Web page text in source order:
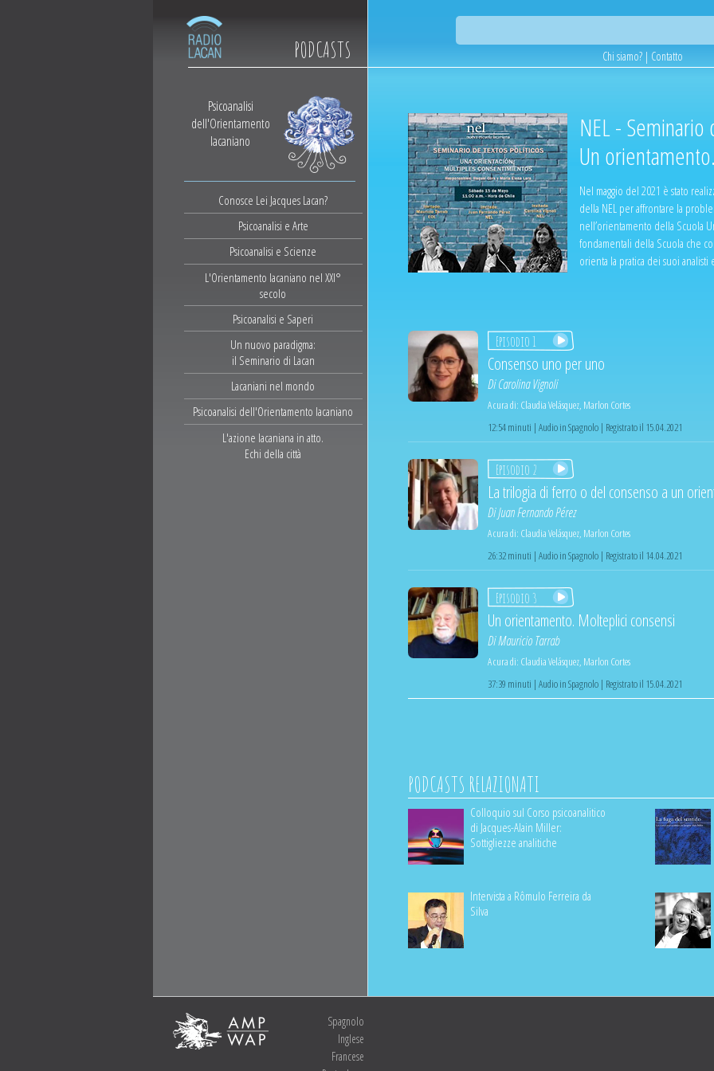
PODCASTS
Psicoanalisi
dell'Orientamento
lacaniano
Conosce Lei Jacques Lacan?
Psicoanalisi e Arte
Psicoanalisi e Scienze
L'Orientamento lacaniano nel XXI°
secolo
Psicoanalisi e Saperi
Un nuovo paradigma:
il Seminario di Lacan
Lacaniani nel mondo
Psicoanalisi dell'Orientamento lacaniano
L'azione lacaniana in atto.
Echi della città
Chi siamo? | Contatto
NEL - Seminario
Un
Nel maggio del 2021 è stato
della NEL per affrontare la
nell’orientamento della Scuola
fondamentali della Scuola che
orienta la pratica dei suoi
Episodio 1
Consenso uno per uno
DiCarolina Vignoli
A cura di: Claudia Velásquez, Marlon Cortes
12:54 minuti | Audio in Spagnolo | Registrato il 15.04.2021
Episodio 2
La trilogia di ferro o del consenso a un
DiJuan Fernando Pérez
A cura di: Claudia Velásquez, Marlon Cortes
26:32 minuti | Audio in Spagnolo | Registrato il 14.04.2021
Episodio 3
Un orientamento. Molteplici consensi
DiMauricio Tarrab
A cura di: Claudia Velásquez, Marlon Cortes
37:39 minuti | Audio in Spagnolo | Registrato il 15.04.2021
PODCASTS RELAZIONATI
Colloquio sul Corso psicoanalitico
di Jacques-Alain Miller:
Sottigliezze analitiche
Intervista a Rômulo Ferreira da
Silva
Spagnolo
Inglese
Francese